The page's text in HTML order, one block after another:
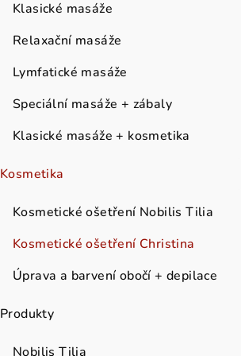
Klasické masáže
Relaxační masáže
Lymfatické masáže
Speciální masáže + zábaly
Klasické masáže + kosmetika
Kosmetika
Kosmetické ošetření Nobilis Tilia
Kosmetické ošetření Christina
Úprava a barvení obočí + depilace
Produkty
Nobilis Tilia